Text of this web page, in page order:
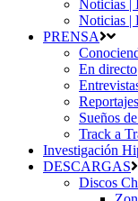
Noticias |
Noticias |
PRENSA
En directo
Reportajes
Sueños
Track a
Investigación
DESCARGAS
Discos